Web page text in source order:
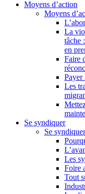
Moyens d’action
Moyens
La
tâche
en
Faire
Payer
Les
Se syndiquer
Se syndiquer
Les
Foire
Tout